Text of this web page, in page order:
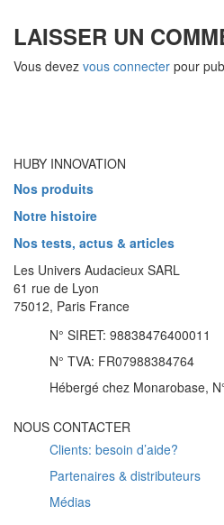
LAISSER UN
Vous devez vous connecter pour
HUBY INNOVATION
Nos produits
Notre histoire
Nos tests, actus & articles
Les Univers Audacieux SARL
61 rue de Lyon
75012, Paris France
N° SIRET: 98838476400011
N° TVA: FR07988384764
Hébergé chez Monarobase,
NOUS CONTACTER
Clients: besoin d’aide?
Partenaires & distributeurs
Médias